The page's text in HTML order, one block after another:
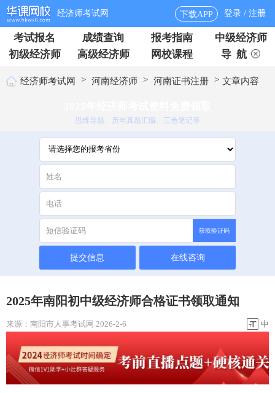
经济师考试网 下载APP 登录 / 注册
考试报名 成绩查询 报考指南
中级经济师
初级经济师
高级经济师 网校课程 导 航
经济师考试网 > 河南经济师 > 河南证书注册 > 文章内容
思维导题、历年真题汇编、三色笔记等
获取验证码
提交信息 在线咨询
2025年南阳初中级经济师合格证书领取通知
来源： 南阳市人事考试网 2026-2-6 中